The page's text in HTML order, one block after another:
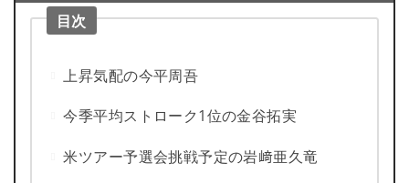
目次
上昇気配の今平周吾
今季平均ストローク1位の金谷拓実
米ツアー予選会挑戦予定の岩﨑亜久竜